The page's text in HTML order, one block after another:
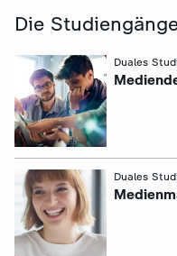
Die
Duales
Duales